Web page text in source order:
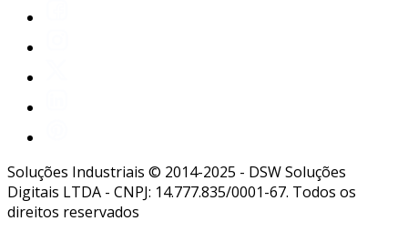
Soluções Industriais © 2014-2025 - DSW Soluções
Digitais LTDA - CNPJ: 14.777.835/0001-67. Todos os
direitos reservados